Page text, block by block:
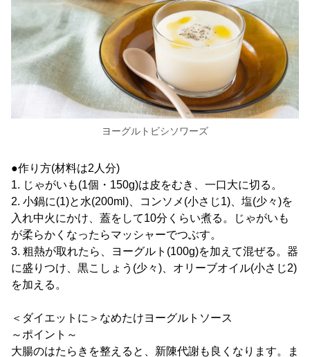
ヨーグルトビシソワーズ
●作り方(材料は2人分)
1. じゃがいも(1個・150g)は皮をむき、一口大に切る。
2. 小鍋に(1)と水(200ml)、コンソメ(小さじ1)、塩(少々)を
入れ中火にかけ、蓋をして10分くらい煮る。じゃがいも
が柔らかくなったらマッシャーでつぶす。
3. 粗熱が取れたら、ヨーグルト(100g)を加えて混ぜる。器
に盛りつけ、黒こしょう(少々)、オリーブオイル(小さじ2)
を加える。
＜ダイエットに＞なめたけヨーグルトソース
～ポイント～
大腸のはたらきを整えると、新陳代謝も良くなります。ま